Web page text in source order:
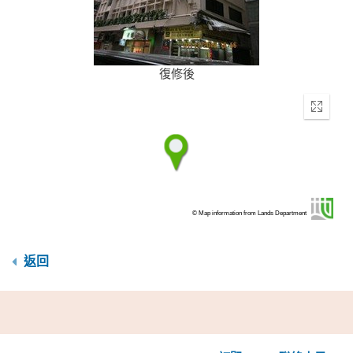
復修後
Enter
© Map information from Lands Department
返回